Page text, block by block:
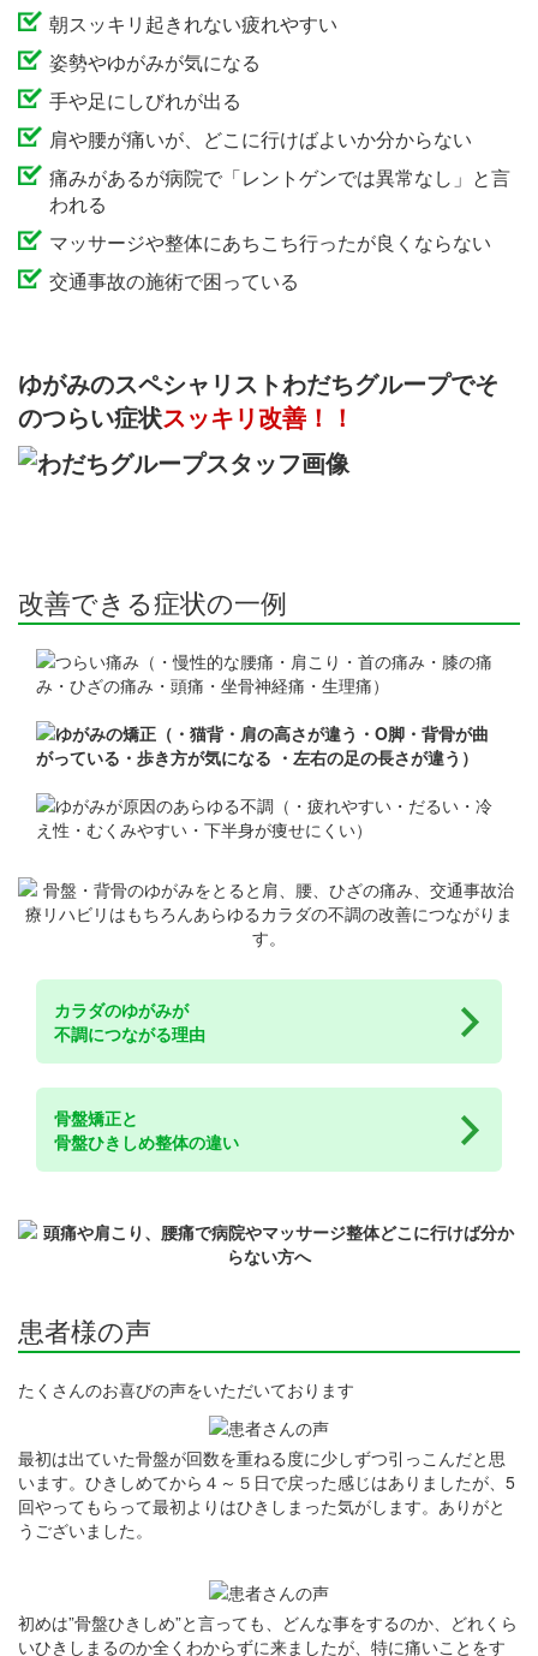
朝スッキリ起きれない疲れやすい
姿勢やゆがみが気になる
手や足にしびれが出る
肩や腰が痛いが、どこに行けばよいか分からない
痛みがあるが病院で「レントゲンでは異常なし」と言
われる
マッサージや整体にあちこち行ったが良くならない
交通事故の施術で困っている
ゆがみのスペシャリストわだちグループでそ
のつらい症状スッキリ改善！！
改善できる症状の一例
カラダのゆがみが
不調につながる理由
骨盤矯正と
骨盤ひきしめ整体の違い
患者様の声
たくさんのお喜びの声をいただいております
最初は出ていた骨盤が回数を重ねる度に少しずつ引っこんだと思
います。ひきしめてから４～５日で戻った感じはありましたが、5
回やってもらって最初よりはひきしまった気がします。ありがと
うございました。
初めは”骨盤ひきしめ”と言っても、どんな事をするのか、どれくら
いひきしまるのか全くわからずに来ましたが、特に痛いことをす